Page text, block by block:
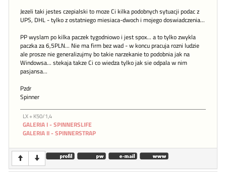
Jezeli taki jestes czepialski to moze Ci kilka podobnych sytuacji podac z
UPS, DHL - tylko z ostatniego miesiaca-dwoch i mojego doswiadczenia...
PP wyslam po kilka paczek tygodniowo i jest spox... a to tylko zwykla
paczka za 6,5PLN... Nie ma firm bez wad - w koncu pracuja rozni ludzie
ale prosze nie generalizujmy bo takie narzekanie to podobnia jak na
Windowsa... stekaja takze Ci co wiedza tylko jak sie odpala w nim
pasjansa...
Pzdr
Spinner
LX + K50/1,4
GALERIA I - SPINNERSLIFE
GALERIA II - SPINNERSTRAP